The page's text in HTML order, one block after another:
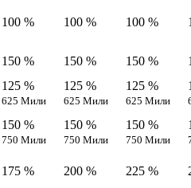
100 % 100 % 100 %
150 % 150 % 150 %
125 %
625 Мили
125 %
625 Мили
125 %
625 Мили
150 %
750 Мили
150 %
750 Мили
150 %
750 Мили
175 % 200 % 225 %